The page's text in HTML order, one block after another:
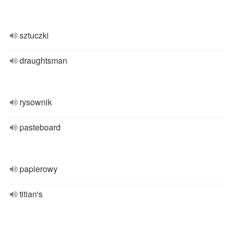
sztuczki
draughtsman
rysownik
pasteboard
papierowy
titian's